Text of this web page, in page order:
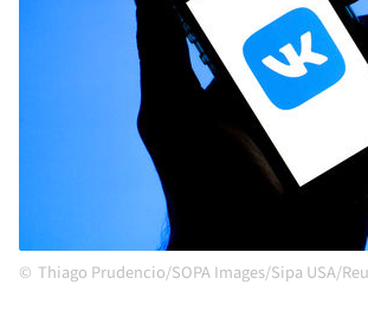
Thiago Prudencio/SOPA Images/Sipa USA/